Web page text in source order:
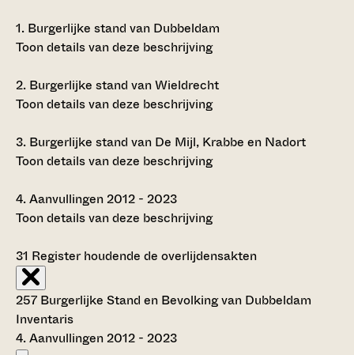
1. Burgerlijke stand van Dubbeldam
Toon details van deze beschrijving
2. Burgerlijke stand van Wieldrecht
Toon details van deze beschrijving
3. Burgerlijke stand van De Mijl, Krabbe en Nadort
Toon details van deze beschrijving
4.Aanvullingen 2012 - 2023
Toon details van deze beschrijving
31 Register houdende de overlijdensakten
257 Burgerlijke Stand en Bevolking van Dubbeldam
Inventaris
4. Aanvullingen 2012 - 2023